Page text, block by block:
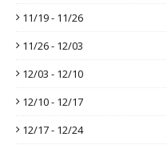
11/19 - 11/26
11/26 - 12/03
12/03 - 12/10
12/10 - 12/17
12/17 - 12/24